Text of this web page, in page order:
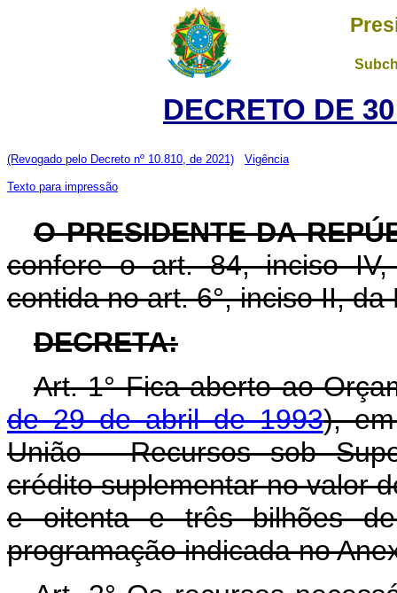
DECRETO DE
(Revogado pelo Decreto nº 10.810, de 2021) Vigência
Texto para impressão
O PRESIDENTE DA
confere o art. 84, inciso
contida no art. 6°, inciso II,
DECRETA:
Art. 1° Fica aberto ao
de 29 de abril de 1993),
União - Recursos sob
crédito suplementar no valor
e oitenta e três bilhões
programação indicada no